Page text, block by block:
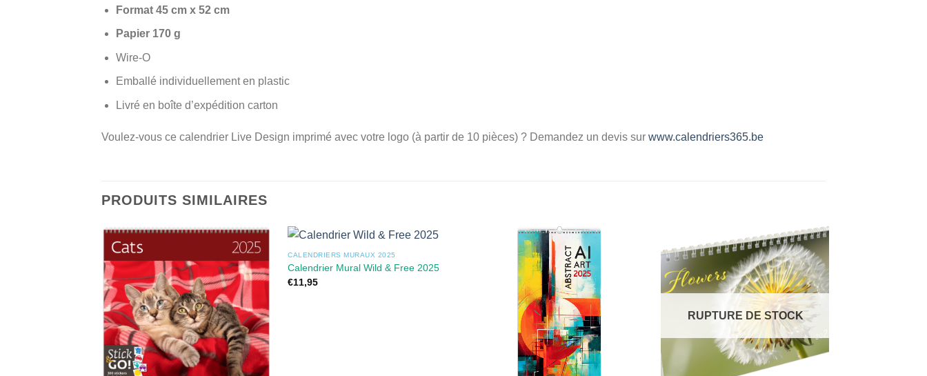
Format 45 cm x 52 cm
Papier 170 g
Wire-O
Emballé individuellement en plastic
Livré en boîte d’expédition carton
Voulez-vous ce calendrier Live Design imprimé avec votre logo (à partir de 10 pièces) ? Demandez un devis sur www.calendriers365.be
PRODUITS SIMILAIRES
CALENDRIERS MURAUX 2025
Calendrier Mural Wild & Free 2025
€11,95
RUPTURE DE STOCK